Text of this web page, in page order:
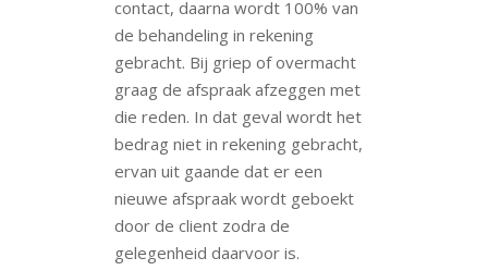
contact, daarna wordt 100% van
de behandeling in rekening
gebracht. Bij griep of overmacht
graag de afspraak afzeggen met
die reden. In dat geval wordt het
bedrag niet in rekening gebracht,
ervan uit gaande dat er een
nieuwe afspraak wordt geboekt
door de client zodra de
gelegenheid daarvoor is.